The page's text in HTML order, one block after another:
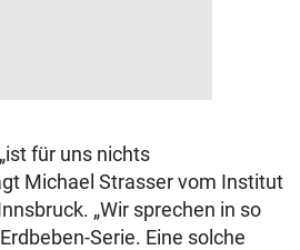
für uns nichts
Michael Strasser vom Institut
„Wir sprechen in so
Serie. Eine solche